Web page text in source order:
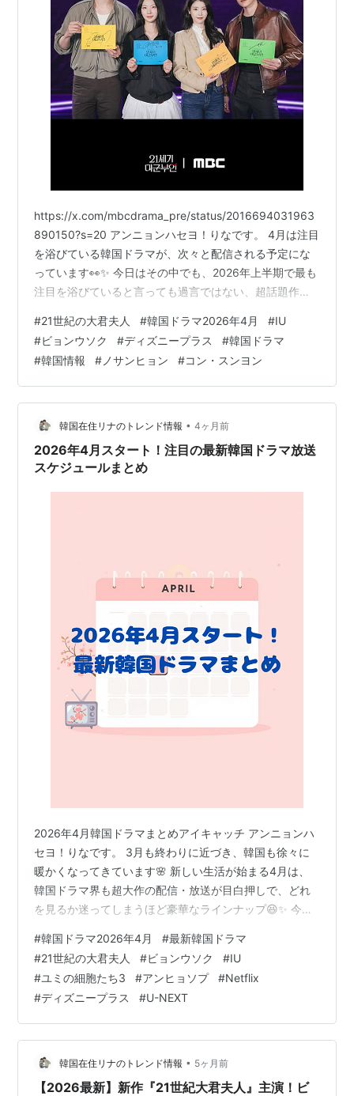
https://x.com/mbcdrama_pre/status/2016694031963
890150?s=20 アンニョンハセヨ！りなです。 4月は注目
を浴びている韓国ドラマが、次々と配信される予定にな
っています👀✨ 今日はその中でも、2026年上半期で最も
注目を浴びていると言っても過言ではない、超話題作を
というだけで、もう期待値がマックスですよね😎💕それ
では、ディズニープラスで配信が始まる『21世紀の大君
夫人』について詳しく見ていきましょう！ 1、日本での視
聴方法は？ https://x.com/mbcdrama_pre/statu…
#21世紀の大君夫人 #韓国ドラマ2026年4月 #IU
#ビョンウソク #ディズニープラス #韓国ドラマ
#韓国情報 # ノサンヒョン #コン・スンヨン
韓国在住リナのトレンド情報 • 4ヶ月前
2026年4月スタート！注目の最新韓国ドラマ放送
スケジュールまとめ
2026年4月韓国ドラマまとめアイキャッチ アンニョンハ
セヨ！りなです。 3月も終わりに近づき、韓国も徐々に
暖かくなってきています🌸 新しい生活が始まる4月は、
韓国ドラマ界も超大作の配信・放送が目白押しで、どれ
を見るか迷ってしまうほど豪華なラインナップ😆✨ 今日
にまとめてご紹介します！ ブラッドハウンド シーズン2
https://x.com/NetflixKR/status/203442084007108202
9?s=20 放送日：4月3日 日本での配信先：Netflix 出演
者：ウ・ドファン、イ・サンイ あらすじ：違法ボクシン
グリーグを運…
#韓国ドラマ2026年4月 #最新韓国ドラマ
#21世紀の大君夫人 #ビョンウソク #IU
#ユミの細胞たち3 #アンヒョソプ #Netflix
#ディズニープラス #U-NEXT
韓国在住リナのトレンド情報 • 5ヶ月前
【2026最新】新作『21世紀大君夫人』主演！ビ